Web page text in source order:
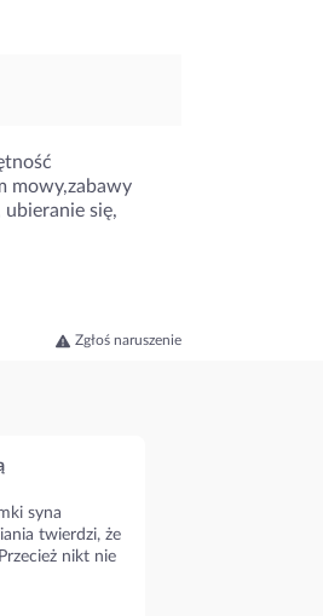
mowy,zabawy
się,
Zgłoś naruszenie
syna
twierdzi, że
nikt nie